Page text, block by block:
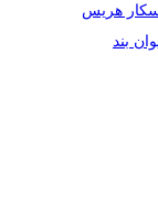
اسکار هریس
بند